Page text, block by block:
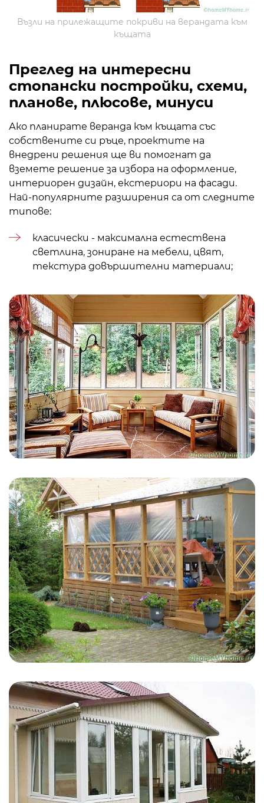
Възли на прилежащите покриви на верандата към
къщата
Преглед на интересни
стопански постройки, схеми,
планове, плюсове, минуси
Ако планирате веранда към къщата със
собствените си ръце, проектите на
внедрени решения ще ви помогнат да
вземете решение за избора на оформление,
интериорен дизайн, екстериори на фасади.
Най-популярните разширения са от следните
типове:
класически - максимална естествена
светлина, зониране на мебели, цвят,
текстура довършителни материали;